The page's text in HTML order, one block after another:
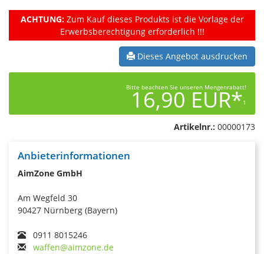
ACHTUNG:Zum Kauf dieses Produkts ist die Vorlage der
Erwerbsberechtigung erforderlich !!!
Dieses Angebot ausdrucken
Bitte beachten Sie unseren Mengenrabatt!
16,90 EUR*1
Artikelnr.: 00000173
Anbieterinformationen
AimZone GmbH
Am Wegfeld 30
90427 Nürnberg (Bayern)
0911 8015246
waffen@aimzone.de